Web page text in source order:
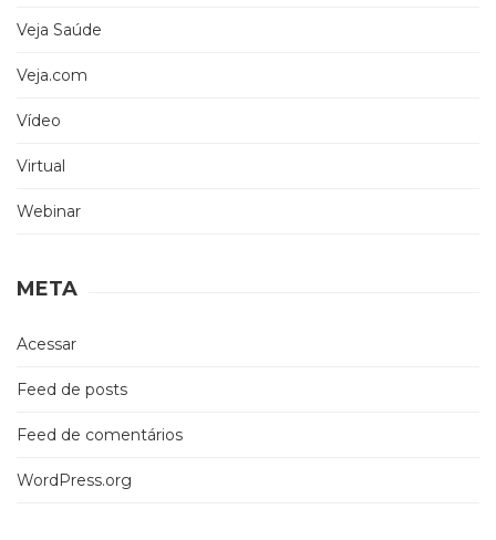
Veja Saúde
Veja.com
Vídeo
Virtual
Webinar
META
Acessar
Feed de posts
Feed de comentários
WordPress.org